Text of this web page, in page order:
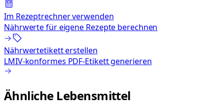
Im Rezeptrechner verwenden
Nährwerte für eigene Rezepte berechnen
Nährwertetikett erstellen
LMIV-konformes PDF-Etikett generieren
Ähnliche Lebensmittel